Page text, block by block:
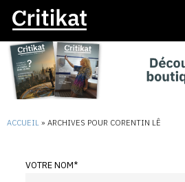
ACCUEIL » ARCHIVES POUR CORENTIN LÊ
VOTRE NOM*